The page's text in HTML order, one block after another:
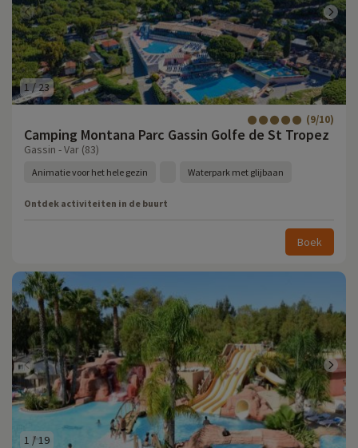
1 /23
Camping Montana Parc Gassin Golfe de St Tropez
(9/10)
Gassin - Var (83)
Animatie voor het hele gezin Waterpark met glijbaan
Ontdek activiteiten in de buurt
Boek
1 /19